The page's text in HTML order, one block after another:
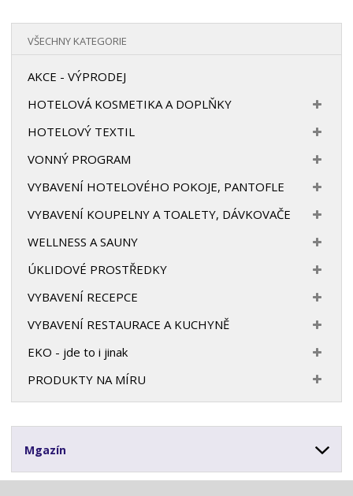
VŠECHNY KATEGORIE
AKCE - VÝPRODEJ
HOTELOVÁ KOSMETIKA A DOPLŇKY
HOTELOVÝ TEXTIL
VONNÝ PROGRAM
VYBAVENÍ HOTELOVÉHO POKOJE, PANTOFLE
VYBAVENÍ KOUPELNY A TOALETY, DÁVKOVAČE
WELLNESS A SAUNY
ÚKLIDOVÉ PROSTŘEDKY
VYBAVENÍ RECEPCE
VYBAVENÍ RESTAURACE A KUCHYNĚ
EKO - jde to i jinak
PRODUKTY NA MÍRU
Mgazín